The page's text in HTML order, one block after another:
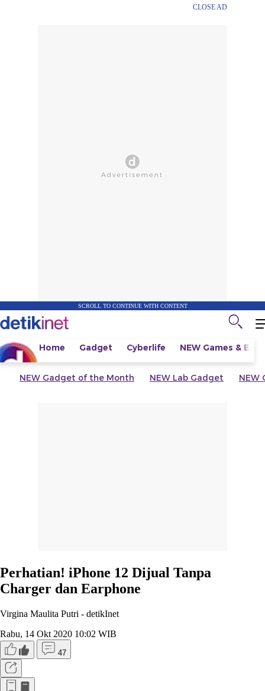
CLOSE AD
SCROLL TO CONTINUE WITH CONTENT
Home Gadget Cyberlife NEW Games &
NEW Gadget of the Month NEW Lab Gadget NEW
Perhatian! iPhone 12 Dijual Tanpa
Charger dan Earphone
Virgina Maulita Putri - detikInet
Rabu, 14 Okt 2020 10:02 WIB
47